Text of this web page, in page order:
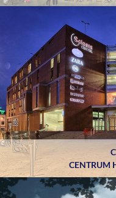
CENTRUM